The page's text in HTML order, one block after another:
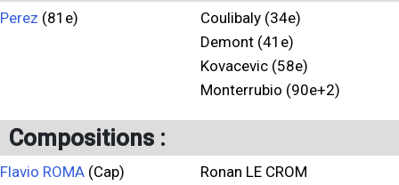
Perez (81e)
Coulibaly (34e)
Demont (41e)
Kovacevic (58e)
Monterrubio (90e+2)
Compositions :
Flavio ROMA (Cap)
Ronan LE CROM